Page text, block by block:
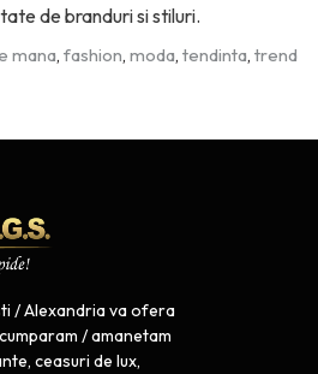
de branduri si stiluri.
mana, fashion, moda, tendinta, trend
/ Alexandria va ofera
/ amanetam
ceasuri de lux,